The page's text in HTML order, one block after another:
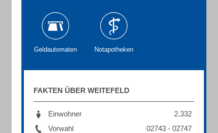
Geldautomaten Notapotheken
FAKTEN ÜBER WEITEFELD
Einwohner
2.332
Vorwahl
02743 - 02747